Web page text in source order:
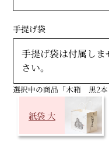
手提げ袋
手提げ袋は付属し
さい。
選択中の商品「木箱 黒2本
紙袋 大